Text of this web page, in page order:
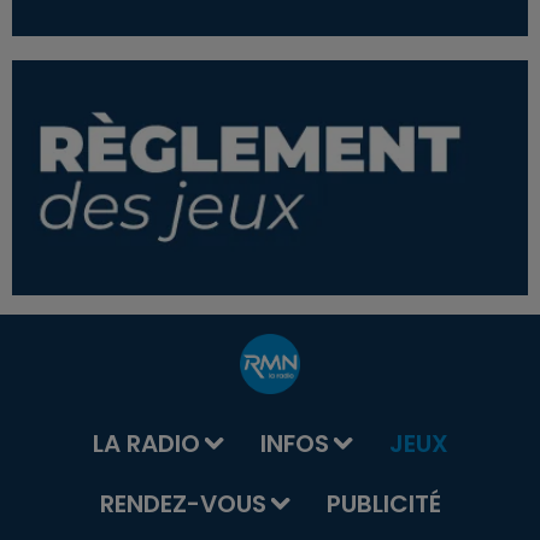
LA RADIO INFOS
JEUX
RENDEZ-VOUS
PUBLICITÉ